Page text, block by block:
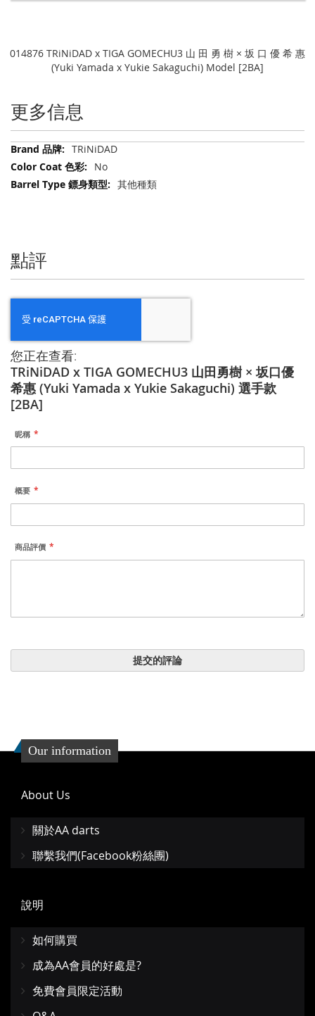
014876 TRiNiDAD x TIGA GOMECHU3 山 田 勇 樹 × 坂 口 優 希 惠
(Yuki Yamada x Yukie Sakaguchi) Model [2BA]
更多信息
更
多
息
TRiNiDAD
No
其他種類
點評
您正在查看:
TRiNiDAD x TIGA GOMECHU3 山田勇樹 × 坂口優
希惠 (Yuki Yamada x Yukie Sakaguchi) 選手款
[2BA]
昵稱
概要
商品評價
提交的評論
Our information
About Us
關於AA darts
聯繫我們(Facebook粉絲團)
說明
如何購買
成為AA會員的好處是?
免費會員限定活動